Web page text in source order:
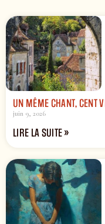
UN MÊME CHANT, CENT
juin 9, 2026
LIRE LA SUITE »